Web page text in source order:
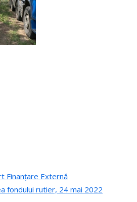
Finanțare Externă
fondului rutier, 24 mai 2022